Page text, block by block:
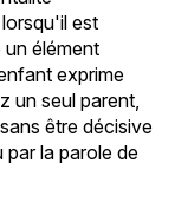
est
élément
exprime
un seul parent,
être décisive
la parole de